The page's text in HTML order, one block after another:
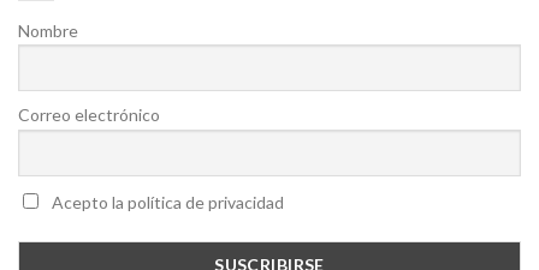
Nombre
Correo electrónico
Acepto la política de privacidad